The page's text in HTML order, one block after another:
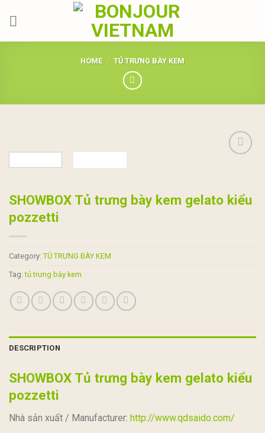
HOME / TỦ TRƯNG BÀY KEM
SHOWBOX Tủ trưng bày kem gelato kiểu
pozzetti
Category: TỦ TRƯNG BÀY KEM
Tag:tủ trưng bày kem
DESCRIPTION
SHOWBOX Tủ trưng bày kem gelato kiểu
pozzetti
Nhà sản xuất / Manufacturer: http://www.qdsaido.com/